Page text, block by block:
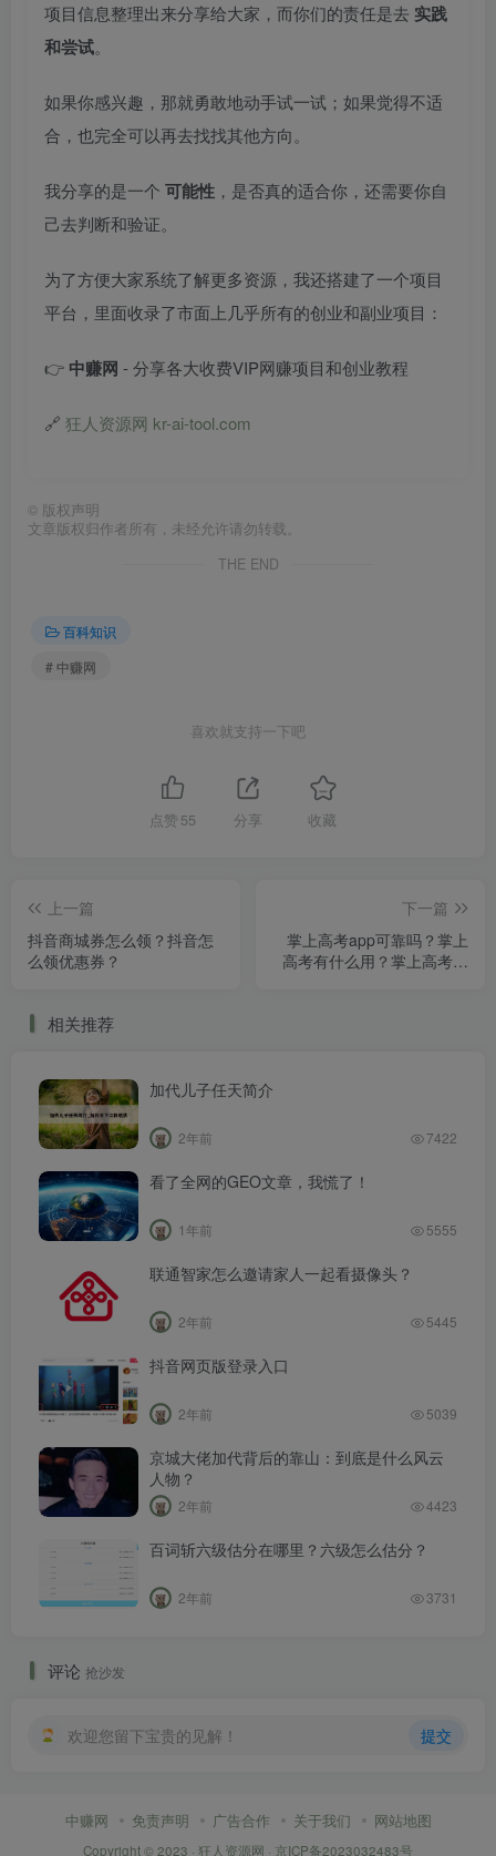
项目信息整理出来分享给大家，而你们的责任是去 实践
和尝试。
如果你感兴趣，那就勇敢地动手试一试；如果觉得不适
合，也完全可以再去找找其他方向。
我分享的是一个 可能性 ，是否真的适合你，还需要你自
己去判断和验证。
为了方便大家系统了解更多资源，我还搭建了一个项目
平台，里面收录了市面上几乎所有的创业和副业项目：
👉 中赚网 - 分享各大收费VIP网赚项目和创业教程
🔗 狂人资源网 kr-ai-tool.com
© 版权声明
文章版权归作者所有，未经允许请勿转载。
THE END
百科知识
# 中赚网
喜欢就支持一下吧
点赞 55 分享 收藏
上一篇
抖音商城券怎么领？抖音怎
么领优惠券？
下一篇
掌上高考app可靠吗？掌上
高考有什么用？掌上高考报
相关推荐
加代儿子任天简介
2年前 7422
看了全网的GEO文章，我慌了！
1年前 5555
联通智家怎么邀请家人一起看摄像头？
2年前 5445
抖音网页版登录入口
2年前 5039
京城大佬加代背后的靠山：到底是什么风云
人物？
2年前 4423
百词斩六级估分在哪里？六级怎么估分？
2年前 3731
评论 抢沙发
欢迎您留下宝贵的见解！ 提交
中赚网 免责声明 广告合作 关于我们 网站地图
Copyright © 2023 · 狂人资源网 · 京ICP备2023032483号